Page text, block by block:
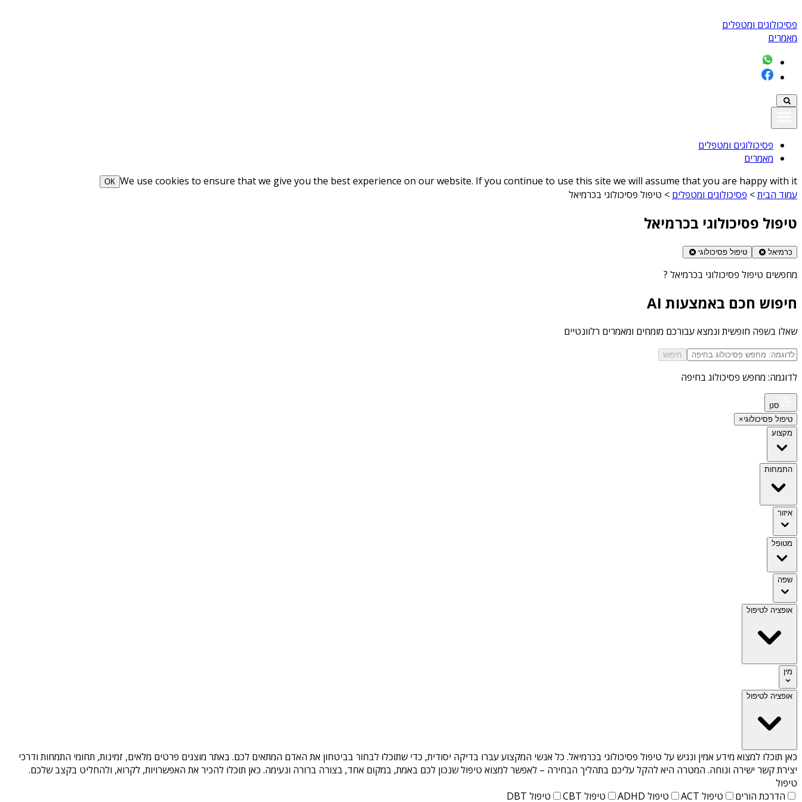
פסיכולוגים ומטפלים
מאמרים
פסיכולוגים ומטפלים
מאמרים
We use cookies to ensure that we give you the best experience on our website. If you continue to use this site we will assume that you are happy with it
ОК
עמוד הבית> פסיכולוגים ומטפלים > טיפול פסיכולוגי בכרמיאל
טיפול פסיכולוגי בכרמיאל
כרמיאל טיפול פסיכולוגי
מחפשים טיפול פסיכולוגי בכרמיאל ?
חיפוש חכם באמצעות AI
שאלו בשפה חופשית ונמצא עבורכם מומחים ומאמרים רלוונטיים
חיפוש
לדוגמה: מחפש פסיכולוג בחיפה
סנן
טיפול פסיכולוגי×
מקצוע
התמחות
איזור
מטופל
שפה
אופציה לטיפול
מין
אופציה לטיפול
כאן תוכלו למצוא מידע אמין ונגיש על טיפול פסיכולוגי בכרמיאל. כל אנשי המקצוע עברו בדיקה יסודית, כדי שתוכלו לבחור בביטחון את האדם המתאים לכם. באתר מוצגים פרטים מלאים, זמינות, תחומי התמחות ודרכי
יצירת קשר ישירה ונוחה. המטרה היא להקל עליכם בתהליך הבחירה – לאפשר למצוא טיפול שנכון לכם באמת, במקום אחד, בצורה ברורה ונעימה. כאן תוכלו להכיר את האפשרויות, לקרוא, ולהחליט בקצב שלכם.
טיפול
הדרכת הורים
טיפול ACT טיפול ADHD טיפול CBT טיפול DBT